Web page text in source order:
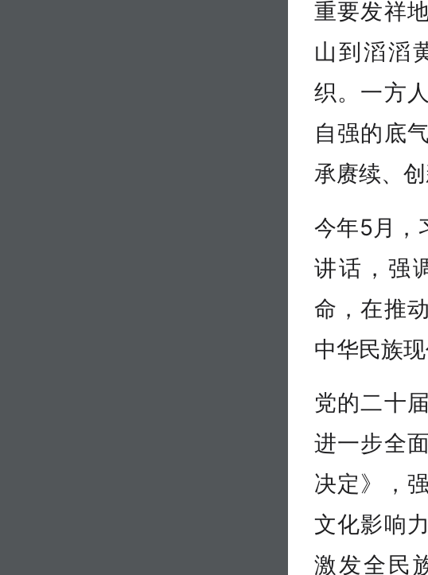
重要发祥
山到滔滔
织。一方
自强的底
承赓续、创
今年5月，
讲话，强
命，在推
中华民族
党的二十
进一步全
决定》，
文化影响
激发全民